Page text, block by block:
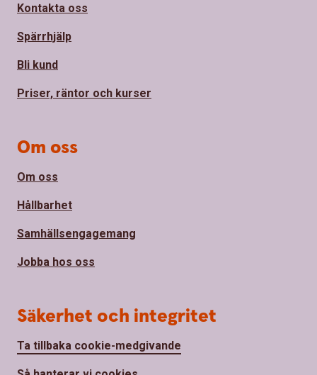
Kontakta oss
Spärrhjälp
Bli kund
Priser, räntor och kurser
Om oss
Om oss
Hållbarhet
Samhällsengagemang
Jobba hos oss
Säkerhet och integritet
Ta tillbaka cookie-medgivande